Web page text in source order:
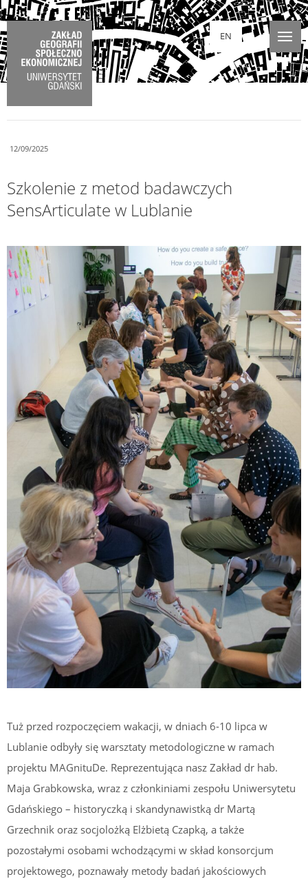
EN
12/09/2025
Szkolenie z metod badawczych
SensArticulate w Lublanie
Tuż przed rozpoczęciem wakacji, w dniach 6-10 lipca w
Lublanie odbyły się warsztaty metodologiczne w ramach
projektu MAGnituDe. Reprezentująca nasz Zakład dr hab.
Maja Grabkowska, wraz z członkiniami zespołu Uniwersytetu
Gdańskiego – historyczką i skandynawistką dr Martą
Grzechnik oraz socjolożką Elżbietą Czapką, a także
pozostałymi osobami wchodzącymi w skład konsorcjum
projektowego, poznawały metody badań jakościowych